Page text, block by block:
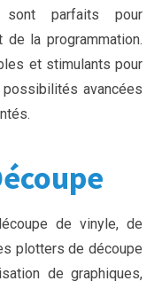
parfaits pour
de la programmation.
et stimulants pour
avancées
de vinyle, de
plotters de découpe
de graphiques,